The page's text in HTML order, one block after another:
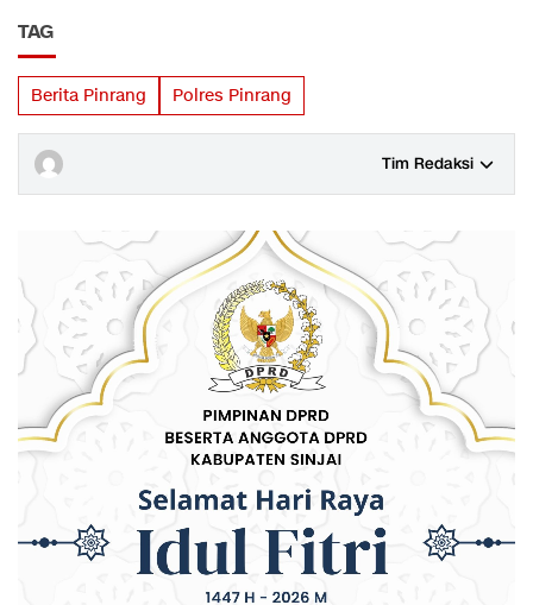
TAG
Berita Pinrang Polres Pinrang
Tim Redaksi